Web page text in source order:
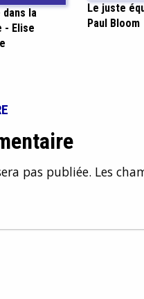
dans la
- Elise
Le juste
Paul Bloom
pas publiée. Les